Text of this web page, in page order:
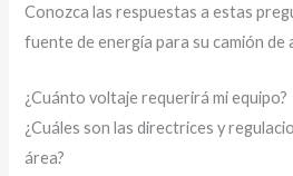
Conozca las respuestas a estas
fuente de energía para su camión de
¿Cuánto voltaje requerirá mi equipo?
¿Cuáles son las directrices y
área?